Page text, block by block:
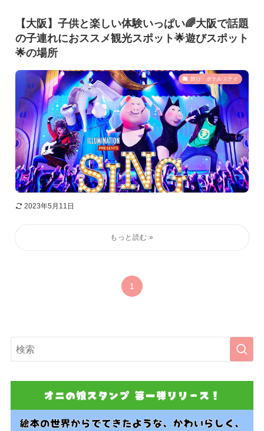
【大阪】子供と楽しい体験いっぱい🌈大阪で話題
の子連れにおススメ観光スポット🌟遊びスポット
🌟の場所
旅行・ホテルステイ
2023年5月11日
1